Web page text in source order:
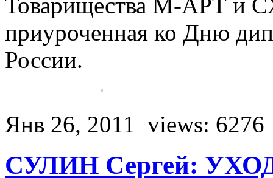
приуроченная ко Дню
России.
Янв 26, 2011 views: 6276
СУЛИН Сергей: